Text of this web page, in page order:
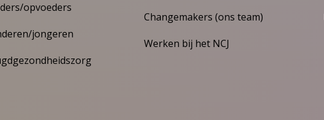
opvoeders
jongeren
Changemakers (ons team)
Werken bij het NCJ